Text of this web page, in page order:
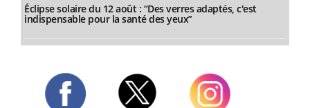
Éclipse solaire du 12 août : “Des verres adaptés, c'est
indispensable pour la santé des yeux”